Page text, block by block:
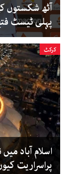
آٹھ شکستوں
پہلی ٹیسٹ
کرکٹ
اسلام آباد
پراسراریت